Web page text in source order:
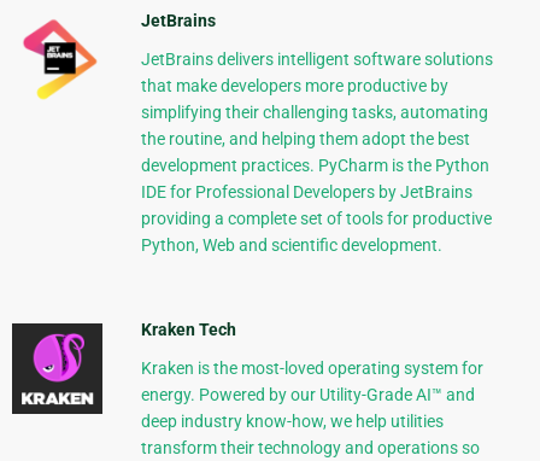
JetBrains
JetBrains delivers intelligent software solutions
that make developers more productive by
simplifying their challenging tasks, automating
the routine, and helping them adopt the best
development practices. PyCharm is the Python
IDE for Professional Developers by JetBrains
providing a complete set of tools for productive
Python, Web and scientific development.
Kraken Tech
Kraken is the most-loved operating system for
energy. Powered by our Utility-Grade AI™ and
deep industry know-how, we help utilities
transform their technology and operations so